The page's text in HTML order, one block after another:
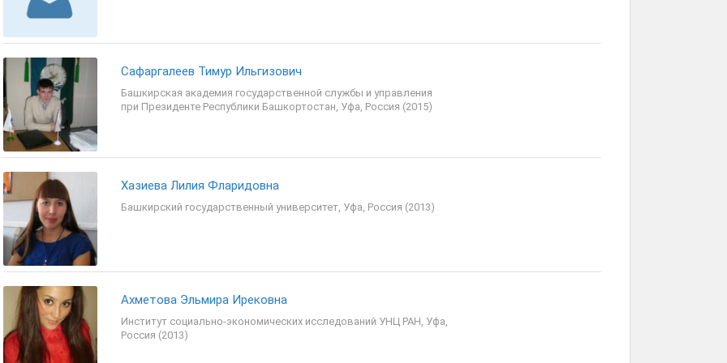
Сафаргалеев Тимур Ильгизович
Башкирская академия государственной службы и управления
при Президенте Республики Башкортостан, Уфа, Россия (2015)
Хазиева Лилия Фларидовна
Башкирский государственный университет, Уфа, Россия (2013)
Ахметова Эльмира Ирековна
Институт социально-экономических исследований УНЦ РАН, Уфа,
Россия (2013)